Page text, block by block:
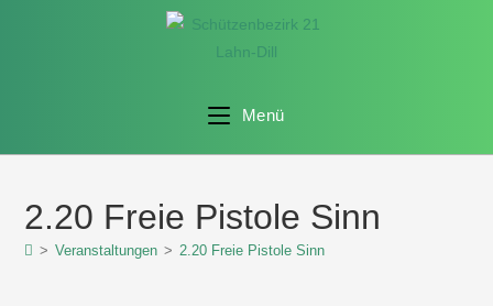
Menü
2.20 Freie Pistole Sinn
> Veranstaltungen > 2.20 Freie Pistole Sinn